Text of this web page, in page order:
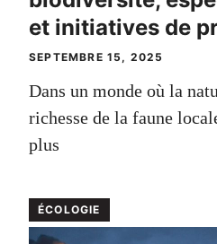
et initiatives de
SEPTEMBRE 15, 2025
Dans un monde où la
richesse de la faune
plus
ÉCOLOGIE